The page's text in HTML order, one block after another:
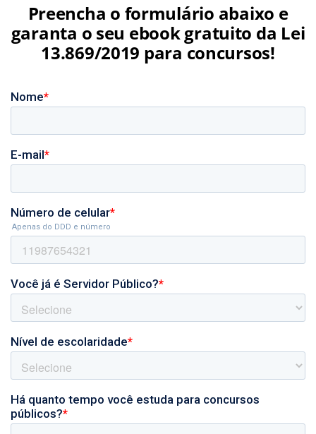
Preencha o formulário abaixo e
garanta o seu ebook gratuito da Lei
13.869/2019 para concursos!